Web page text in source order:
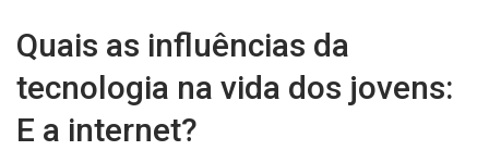
Quais as influências da
tecnologia na vida dos jovens:
E a internet?